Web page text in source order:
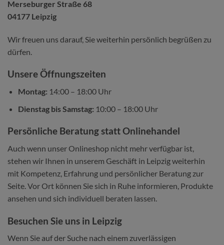
Merseburger Straße 68
04177 Leipzig
Wir freuen uns darauf, Sie weiterhin persönlich begrüßen zu
dürfen.
Unsere Öffnungszeiten
Montag: 14:00 – 18:00 Uhr
Dienstag bis Samstag: 10:00 – 18:00 Uhr
Persönliche Beratung statt Onlinehandel
Auch wenn unser Onlineshop nicht mehr verfügbar ist,
stehen wir Ihnen in unserem Geschäft in Leipzig weiterhin
mit Kompetenz, Erfahrung und persönlicher Beratung zur
Seite. Vor Ort können Sie sich in Ruhe informieren, Produkte
ansehen und sich individuell beraten lassen.
Besuchen Sie uns in Leipzig
Wenn Sie auf der Suche nach einem zuverlässigen